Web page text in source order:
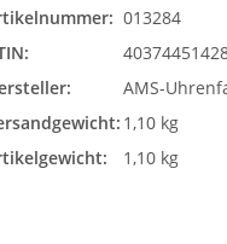
013284
AMS-
1,10 kg
1,10 kg